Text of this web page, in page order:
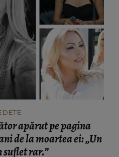
apărut pe pagina
de la moartea ei: „Un
suflet rar.”